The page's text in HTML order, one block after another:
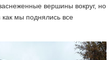
вершины вокруг, но
мы поднялись все